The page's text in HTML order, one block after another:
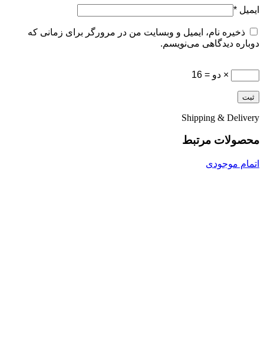
ایمیل *
ذخیره نام، ایمیل و وبسایت من در مرورگر برای زمانی که
دوباره دیدگاهی می‌نویسم.
× دو = 16
Shipping & Delivery
محصولات مرتبط
اتمام موجودی